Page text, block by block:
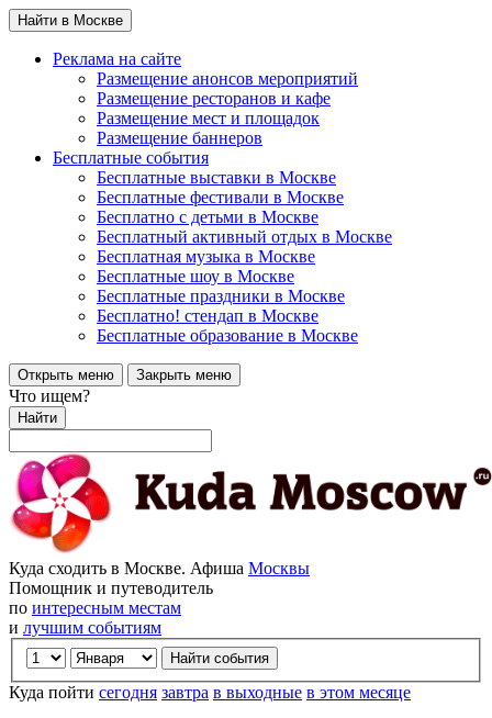
Найти в Москве
Реклама на сайте
Размещение анонсов мероприятий
Размещение ресторанов и кафе
Размещение мест и площадок
Размещение баннеров
Бесплатные события
Бесплатные выставки в Москве
Бесплатные фестивали в Москве
Бесплатно с детьми в Москве
Бесплатный активный отдых в Москве
Бесплатная музыка в Москве
Бесплатные шоу в Москве
Бесплатные праздники в Москве
Бесплатно! стендап в Москве
Бесплатные образование в Москве
Открыть меню Закрыть меню
Что ищем?
Найти
Куда сходить в Москве. Афиша Москвы
Помощник и путеводитель
по интересным местам
и лучшим событиям
Куда пойти сегодня завтра в выходные в этом месяце